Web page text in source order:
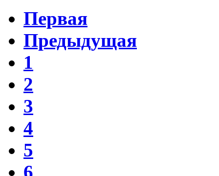
Первая
Предыдущая
1
2
3
4
5